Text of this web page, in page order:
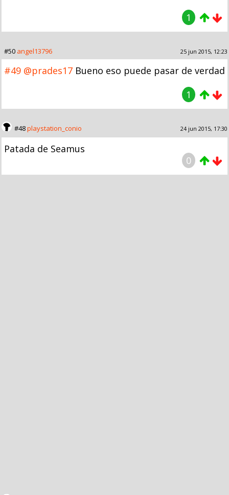
1
#50 angel13796 25 jun 2015, 12:23
#49 @prades17 Bueno eso puede pasar de verdad
1
#48playstation_conio 24 jun 2015, 17:30
Patada de Seamus
0